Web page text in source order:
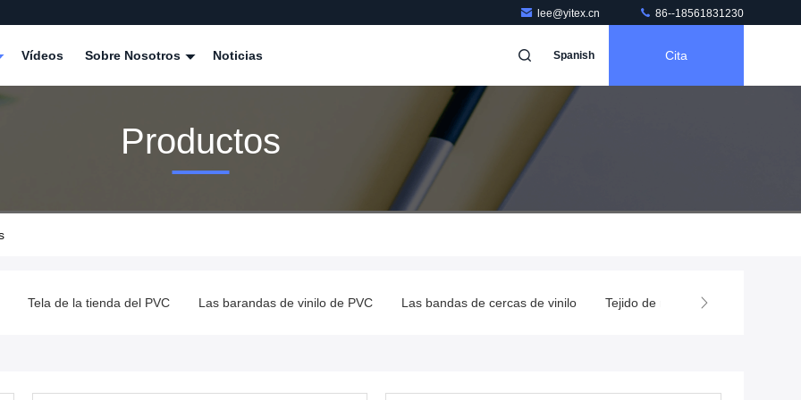
lee@yitex.cn 86--18561831230
Vídeos Sobre Nosotros Noticias Spanish Cita
Productos
Tela de la tienda del PVC Las barandas de vinilo de PVC Las bandas de cercas de vinilo Tejido de malla de PVC